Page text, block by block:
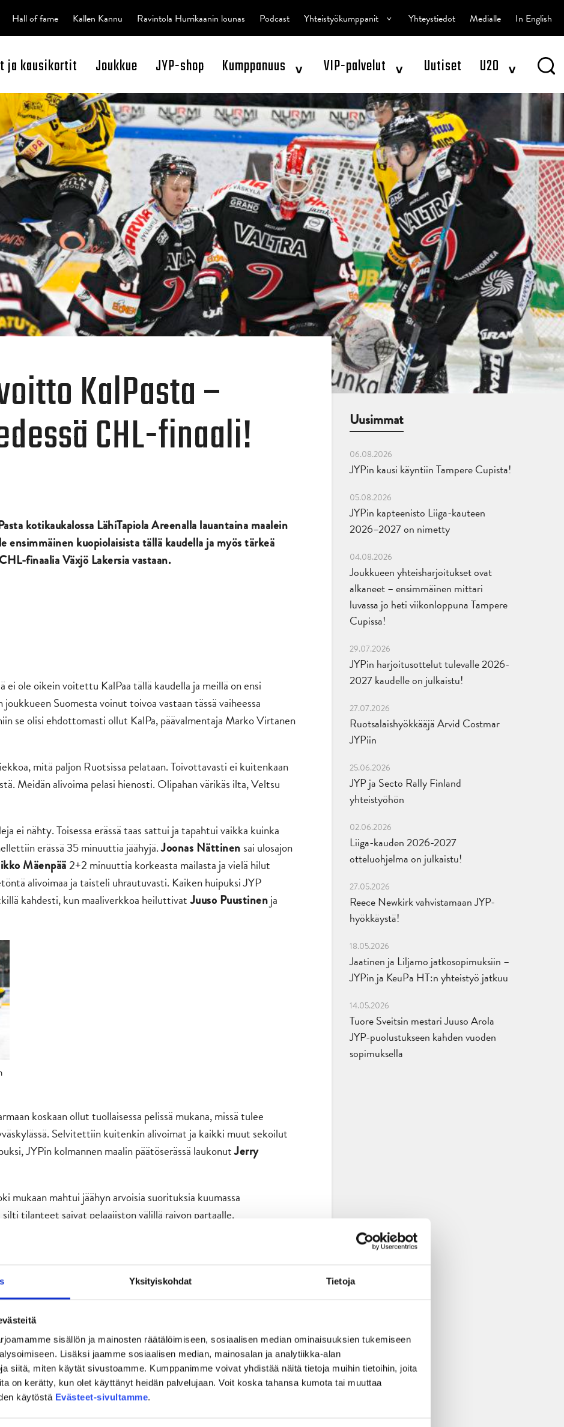
Yksityiskohdat Tietoja
sisällön ja mainosten räätälöimiseen, sosiaalisen median ominaisuuksien tukemiseen
Lisäksi jaamme sosiaalisen median, mainosalan ja analytiikka-alan
siitä, miten käytät sivustoamme. Kumppanimme voivat yhdistää näitä tietoja muihin tietoihin, joita
on kerätty, kun olet käyttänyt heidän palvelujaan. Voit koska tahansa kumota tai muuttaa
käytöstä Evästeet-sivultamme.
ja kausikortit Joukkue JYP-shop Kumppanuus ^ VIP-palvelut ^ Uutiset U20 ^
Hall of fame Kallen Kannu Ravintola Hurrikaanin lounas Podcast Yhteistyökumppanit ^ Yhteystiedot Medialle In English
KalPasta –
CHL-finaali!
kotikaukalossa LähiTapiola Areenalla lauantaina maalein
kuopiolaisista tällä kaudella ja myös tärkeä
finaalia Växjö Lakersia vastaan.
ole oikein voitettu KalPaa tällä kaudella ja meillä on ensi
Suomesta voinut toivoa vastaan tässä vaiheessa
se olisi ehdottomasti ollut KalPa, päävalmentaja Marko Virtanen
mitä paljon Ruotsissa pelataan. Toivottavasti ei kuitenkaan
Meidän alivoima pelasi hienosti. Olipahan värikäs ilta, Veltsu
ei nähty. Toisessa erässä taas sattui ja tapahtui vaikka kuinka
erässä 35 minuuttia jäähyjä.Joonas Nättinen sai ulosajon
Mäenpää2+2 minuuttia korkeasta mailasta ja vielä hilut
alivoimaa ja taisteli uhrautuvasti. Kaiken huipuksi JYP
kahdesti, kun maaliverkkoa heiluttivatJuuso Puustinenja
koskaan ollut tuollaisessa pelissä mukana, missä tulee
Selvitettiin kuitenkin alivoimat ja kaikki muut sekoilut
JYPin kolmannen maalin päätöserässä laukonutJerry
mukaan mahtui jäähyn arvoisia suorituksia kuumassa
tilanteet saivat pelaajiston välillä raivon partaalle.
jäähyistä. Minusta osa jäähyistä näytti kuitenkin tulevan aika
hyvin pelissä niskan päällä.
varten. Siellä on myös vastassa tosi liikkuva joukkue kuten
ja peli, Louhivaara ennakoi ensi tiistaita.
mielessä, että ottelussa juhlittiin JYPin Hall of Famen
pelinumeroiden lisäksi Hall of Fameen nimettiinUrpo
Virtanen, Tuomas Pihlman, Sinuhe Wallinheimo
Uusimmat
06.08.2026
JYPin kausi käyntiin Tampere Cupista!
05.08.2026
JYPin kapteenisto Liiga-kauteen
2026–2027 on nimetty
04.08.2026
Joukkueen yhteisharjoitukset ovat
alkaneet – ensimmäinen mittari
luvassa jo heti viikonloppuna Tampere
Cupissa!
29.07.2026
JYPin harjoitusottelut tulevalle 2026-
2027 kaudelle on julkaistu!
27.07.2026
Ruotsalaishyökkääjä Arvid Costmar
JYPiin
25.06.2026
JYP ja Secto Rally Finland
yhteistyöhön
02.06.2026
Liiga-kauden 2026-2027
otteluohjelma on julkaistu!
27.05.2026
Reece Newkirk vahvistamaan JYP-
hyökkäystä!
18.05.2026
Jaatinen ja Liljamo jatkosopimuksiin –
JYPin ja KeuPa HT:n yhteistyö jatkuu
14.05.2026
Tuore Sveitsin mestari Juuso Arola
JYP-puolustukseen kahden vuoden
sopimuksella